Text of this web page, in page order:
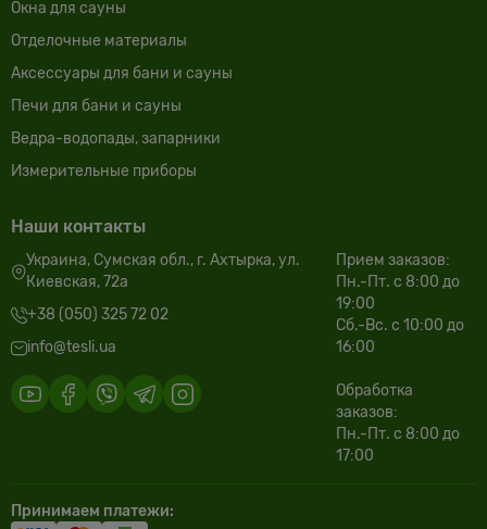
Окна для сауны
Отделочные материалы
Аксессуары для бани и сауны
Печи для бани и сауны
Ведра-водопады, запарники
Измерительные приборы
Наши контакты
Украина, Сумская обл., г. Ахтырка, ул.
Киевская, 72а
+38 (050) 325 72 02
info@tesli.ua
Прием заказов:
Пн.-Пт. с 8:00 до
19:00
Сб.-Вс. с 10:00 до
16:00
Обработка
заказов:
Пн.-Пт. с 8:00 до
17:00
Принимаем платежи: